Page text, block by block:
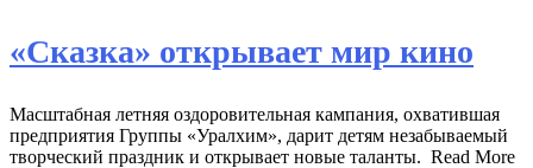
«Сказка» открывает мир кино
Масштабная летняя оздоровительная кампания, охватившая
предприятия Группы «Уралхим», дарит детям незабываемый
творческий праздник и открывает новые таланты. ​ Read More